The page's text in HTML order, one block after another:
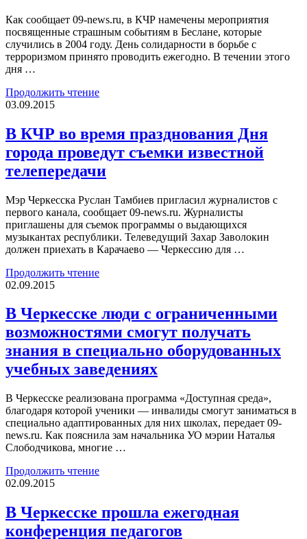
Как сообщает 09-news.ru, в КЧР намечены мероприятия
посвященные страшным событиям в Беслане, которые
случились в 2004 году. День солидарности в борьбе с
терроризмом принято проводить ежегодно. В течении этого
дня …
Продолжить чтение
03.09.2015
В КЧР во время празднования Дня
города проведут съемки известной
телепередачи
Мэр Черкесска Руслан Тамбиев пригласил журналистов с
первого канала, сообщает 09-news.ru. Журналисты
приглашены для съемок программы о выдающихся
музыкантах республики. Телеведущий Захар Заволокин
должен приехать в Карачаево — Черкессию для …
Продолжить чтение
02.09.2015
В Черкесске люди с ограниченными
возможностями смогут получать
знания в специально оборудованных
учебных заведениях
В Черкесске реализована программа «Доступная среда»,
благодаря которой ученики — инвалиды смогут заниматься в
специально адаптированных для них школах, передает 09-
news.ru. Как пояснила зам начальника УО мэрии Наталья
Слободчикова, многие …
Продолжить чтение
02.09.2015
В Черкесске прошла ежегодная
конференция педагогов